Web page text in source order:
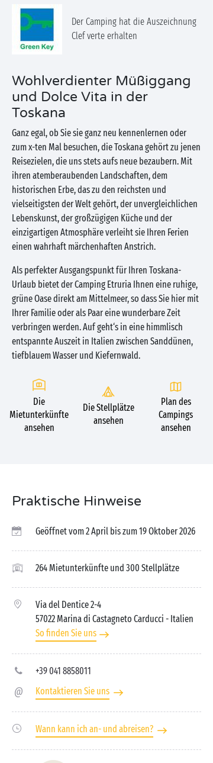
Der Camping hat die Auszeichnung
Clef verte erhalten
Wohlverdienter Müßiggang
und Dolce Vita in der
Toskana
Ganz egal, ob Sie sie ganz neu kennenlernen oder
zum x-ten Mal besuchen, die Toskana gehört zu jenen
Reisezielen, die uns stets aufs neue bezaubern. Mit
ihren atemberaubenden Landschaften, dem
historischen Erbe, das zu den reichsten und
vielseitigsten der Welt gehört, der unvergleichlichen
Lebenskunst, der großzügigen Küche und der
einzigartigen Atmosphäre verleiht sie Ihren Ferien
einen wahrhaft märchenhaften Anstrich.
Als perfekter Ausgangspunkt für Ihren Toskana-
Urlaub bietet der Camping Etruria Ihnen eine ruhige,
grüne Oase direkt am Mittelmeer, so dass Sie hier mit
Ihrer Familie oder als Paar eine wunderbare Zeit
verbringen werden. Auf geht‘s in eine himmlisch
entspannte Auszeit in Italien zwischen Sanddünen,
tiefblauem Wasser und Kiefernwald.
Die
Mietunterkünfte
ansehen
Die Stellplätze
ansehen
Plan des
Campings
ansehen
Praktische Hinweise
Geöffnet vom 2 April bis zum 19 Oktober 2026
264 Mietunterkünfte und 300 Stellplätze
Via del Dentice 2-4
57022 Marina di Castagneto Carducci - Italien
So finden Sie uns
+39 041 8858011
Kontaktieren Sie uns
Wann kann ich an- und abreisen?